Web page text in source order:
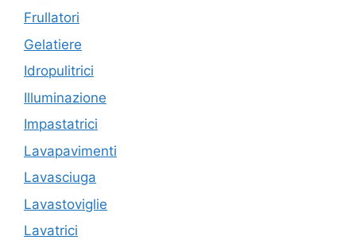
Frullatori
Gelatiere
Idropulitrici
Illuminazione
Impastatrici
Lavapavimenti
Lavasciuga
Lavastoviglie
Lavatrici